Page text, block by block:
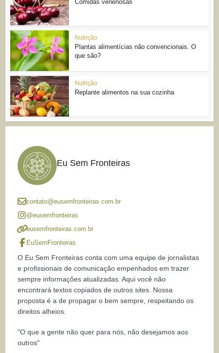
Comidas venenosas
Nutrição
Plantas alimentícias não convencionais. O
que são?
Nutrição
Replante alimentos na sua cozinha
Eu Sem Fronteiras
contato@eusemfronteiras.com.br
@eusemfronteiras
eusemfronteiras.com.br
EuSemFronteiras
O Eu Sem Fronteiras conta com uma equipe de jornalistas
e profissionais de comunicação empenhados em trazer
sempre informações atualizadas. Aqui você não
encontrará textos copiados de outros sites. Nossa
proposta é a de propagar o bem sempre, respeitando os
direitos alheios.
"O que a gente não quer para nós, não desejamos aos
outros"